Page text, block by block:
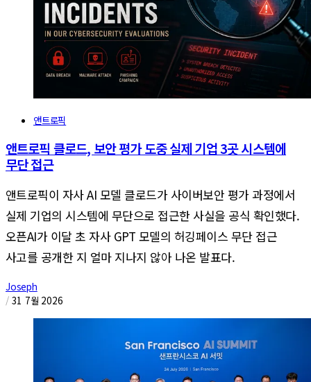
앤트로픽
앤트로픽 클로드, 보안 평가 도중 실제 기업 3곳 시스템에
무단 접근
앤트로픽이 자사 AI 모델 클로드가 사이버보안 평가 과정에서
실제 기업의 시스템에 무단으로 접근한 사실을 공식 확인했다.
오픈AI가 이달 초 자사 GPT 모델의 허깅페이스 무단 접근
사고를 공개한 지 얼마 지나지 않아 나온 발표다.
Joseph
/ 31 7월 2026